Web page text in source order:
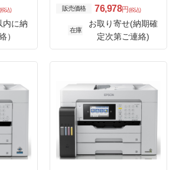
(税込)
内に納
）
線LAN/Wi-Fi Direct/両面/2.7
型タッチパネル
販売価格 76,978円 (税込)
在庫
お取り寄せ(納期確
定次第ご連絡)